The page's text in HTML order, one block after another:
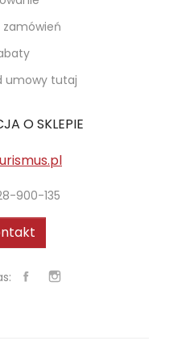
zamówień
umowy tutaj
O SKLEPIE
900-135